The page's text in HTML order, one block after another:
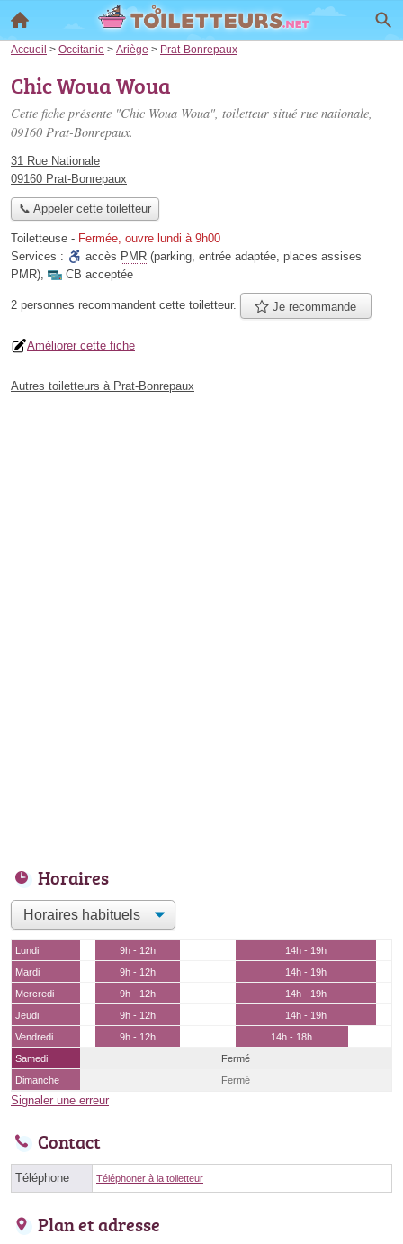
Accueil > Occitanie > Ariège > Prat-Bonrepaux
Chic Woua Woua
Cette fiche présente "Chic Woua Woua", toiletteur situé rue nationale,
09160 Prat-Bonrepaux.
31 Rue Nationale
09160 Prat-Bonrepaux
📞 Appeler cette toiletteur
Toiletteuse - Fermée, ouvre lundi à 9h00
Services :
accès PMR (parking, entrée adaptée, places assises
PMR), CB acceptée
2 personnes recommandent cette toiletteur. Je recommande
Améliorer cette fiche
Autres toiletteurs à Prat-Bonrepaux
Horaires
Lundi 9h - 12h
14h - 19h
Mardi
9h - 12h
14h - 19h
Mercredi
9h - 12h
14h - 19h
Jeudi
9h - 12h
14h - 19h
Vendredi
9h - 12h
14h - 18h
Samedi
Fermé
Dimanche
Fermé
Signaler une erreur
Contact
Téléphone Téléphoner à la toiletteur
Plan et adresse